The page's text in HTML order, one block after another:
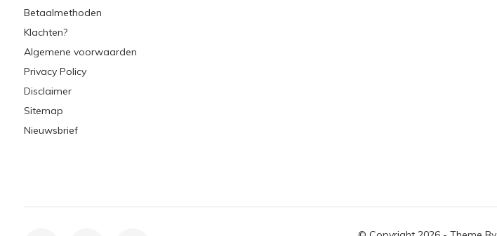
Betaalmethoden
Klachten?
Algemene voorwaarden
Privacy Policy
Disclaimer
Sitemap
Nieuwsbrief